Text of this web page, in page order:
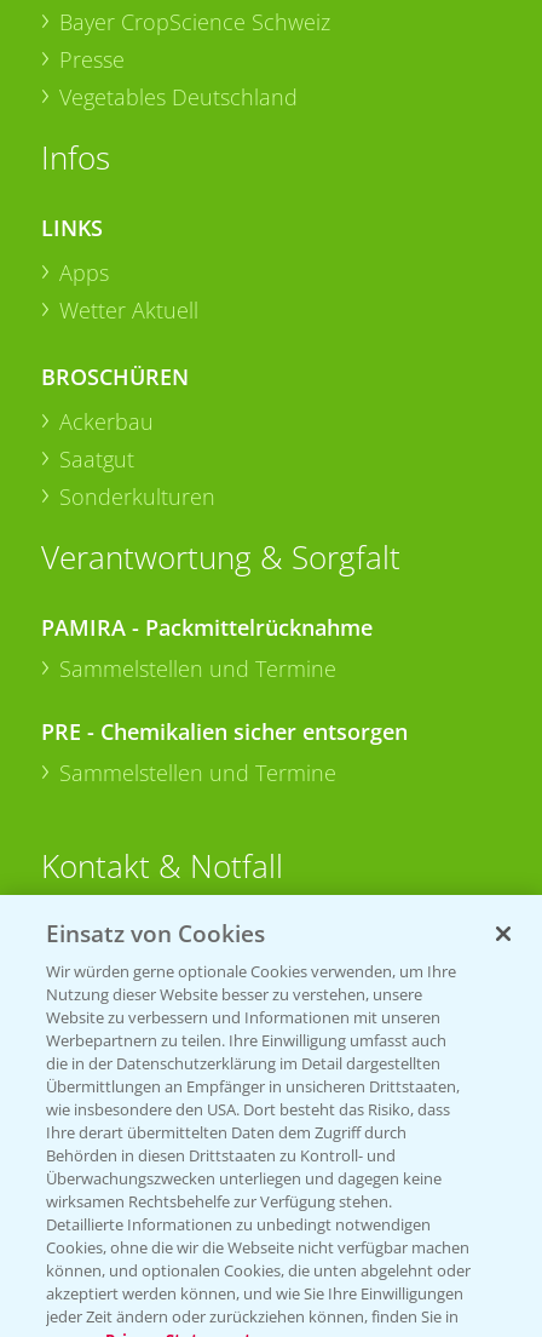
Bayer CropScience Schweiz
Presse
Vegetables Deutschland
Infos
LINKS
Apps
Wetter Aktuell
BROSCHÜREN
Ackerbau
Saatgut
Sonderkulturen
Verantwortung & Sorgfalt
PAMIRA - Packmittelrücknahme
Sammelstellen und Termine
PRE - Chemikalien sicher entsorgen
Sammelstellen und Termine
Kontakt & Notfall
Beratung auf WhatsApp
T.+49 (0)174 346 564 1
KONTAKT
Hilfe in Notfällen
T.+49 (0)214/30-20220
Einsatz von Cookies
Wir würden gerne optionale Cookies verwenden, um Ihre
Nutzung dieser Website besser zu verstehen, unsere
Website zu verbessern und Informationen mit unseren
Werbepartnern zu teilen. Ihre Einwilligung umfasst auch
die in der Datenschutzerklärung im Detail dargestellten
Übermittlungen an Empfänger in unsicheren Drittstaaten,
wie insbesondere den USA. Dort besteht das Risiko, dass
Ihre derart übermittelten Daten dem Zugriff durch
Behörden in diesen Drittstaaten zu Kontroll- und
Überwachungszwecken unterliegen und dagegen keine
wirksamen Rechtsbehelfe zur Verfügung stehen.
Detaillierte Informationen zu unbedingt notwendigen
Cookies, ohne die wir die Webseite nicht verfügbar machen
können, und optionalen Cookies, die unten abgelehnt oder
akzeptiert werden können, und wie Sie Ihre Einwilligungen
jeder Zeit ändern oder zurückziehen können, finden Sie in